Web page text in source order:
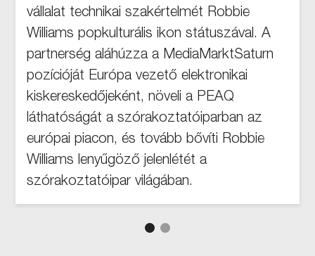
vállalat technikai szakértelmét Robbie
Williams popkulturális ikon státuszával. A
partnerség aláhúzza a MediaMarktSaturn
pozícióját Európa vezető elektronikai
kiskereskedőjeként, növeli a PEAQ
láthatóságát a szórakoztatóiparban az
európai piacon, és tovább bővíti Robbie
Williams lenyűgöző jelenlétét a
szórakoztatóipar világában.